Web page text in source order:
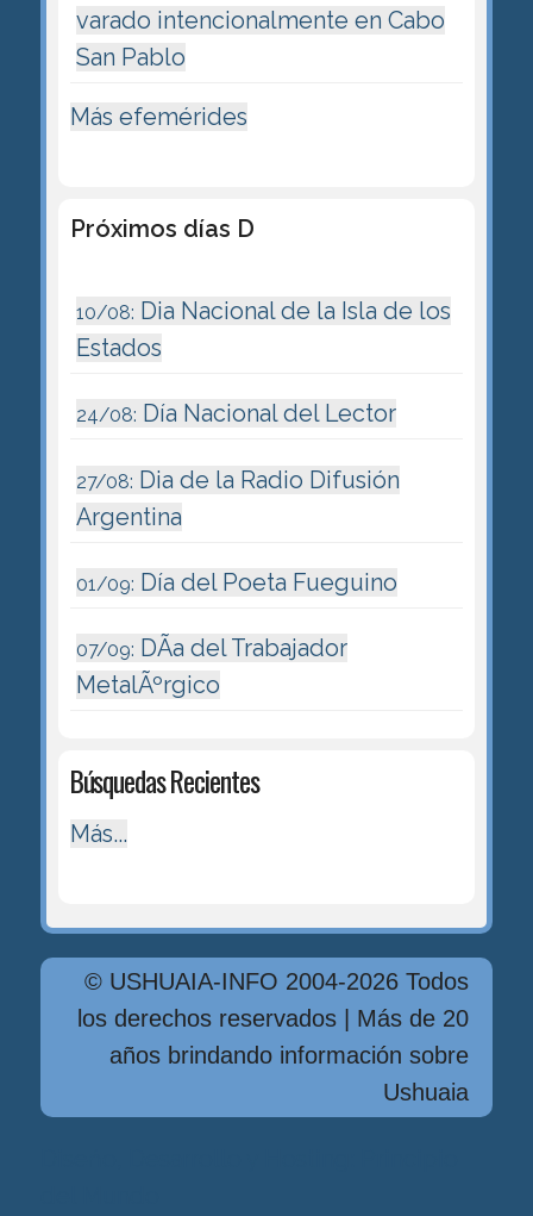
varado intencionalmente en Cabo
San Pablo
Más efemérides
Próximos días D
10/08: Dia Nacional de la Isla de los
Estados
24/08: Día Nacional del Lector
27/08: Dia de la Radio Difusión
Argentina
01/09: Día del Poeta Fueguino
07/09: DÃ­a del Trabajador
MetalÃºrgico
Búsquedas Recientes
Más...
© USHUAIA-INFO 2004-2026 Todos
los derechos reservados | Más de 20
años brindando información sobre
Ushuaia